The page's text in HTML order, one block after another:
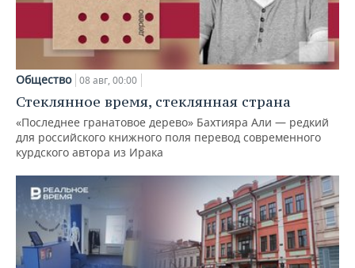
Общество 08 авг, 00:00
Стеклянное время, стеклянная страна
«Последнее гранатовое дерево» Бахтияра Али — редкий
для российского книжного поля перевод современного
курдского автора из Ирака